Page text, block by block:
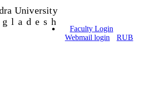
University
Faculty Login
Webmail login
RUB